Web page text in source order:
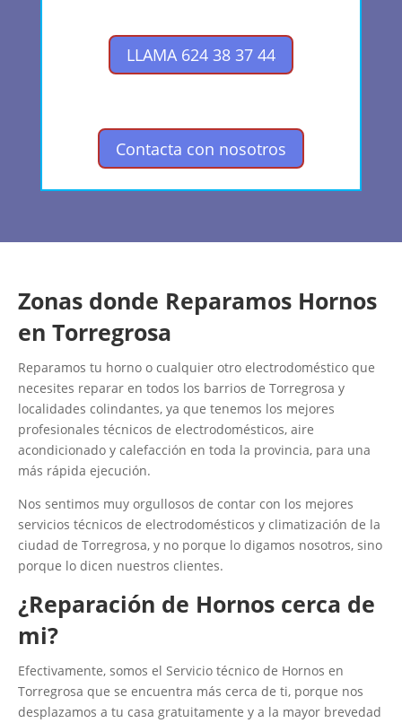
LLAMA 624 38 37 44
Contacta con nosotros
Zonas donde Reparamos Hornos
en Torregrosa
Reparamos tu horno o cualquier otro electrodoméstico que
necesites reparar en todos los barrios de Torregrosa y
localidades colindantes, ya que tenemos los mejores
profesionales técnicos de electrodomésticos, aire
acondicionado y calefacción en toda la provincia, para una
más rápida ejecución.
Nos sentimos muy orgullosos de contar con los mejores
servicios técnicos de electrodomésticos y climatización de la
ciudad de Torregrosa, y no porque lo digamos nosotros, sino
porque lo dicen nuestros clientes.
¿Reparación de Hornos cerca de
mi?
Efectivamente, somos el Servicio técnico de Hornos en
Torregrosa que se encuentra más cerca de ti, porque nos
desplazamos a tu casa gratuitamente y a la mayor brevedad